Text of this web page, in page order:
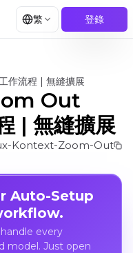
繁 登錄
流程 | 無縫擴展
Out
| 無縫擴展
Kontext-Zoom-Out
Auto-Setup
every
model. Just open